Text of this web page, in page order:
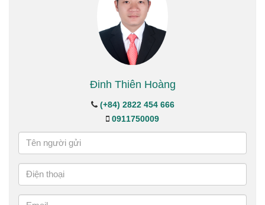
Đinh Thiên Hoàng
(+84) 2822 454 666
0911750009